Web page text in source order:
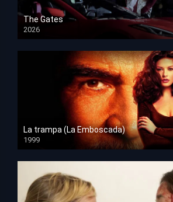
The Gates
2026
HD 1080p
La trampa (La Emboscada)
1999
HD 1080p